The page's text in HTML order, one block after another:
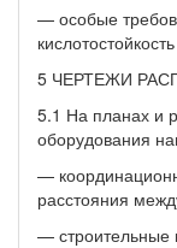
— особые
5 ЧЕРТЕЖИ
5.1 На планах и
оборудования
—
расстояния
— строительные